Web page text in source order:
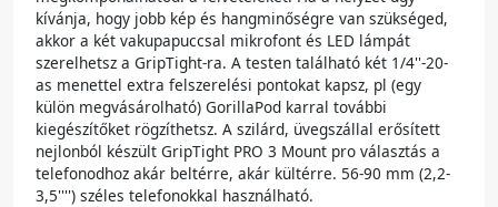
kívánja, hogy jobb kép és hangminőségre van szükséged,
akkor a két vakupapuccsal mikrofont és LED lámpát
szerelhetsz a GripTight-ra. A testen található két 1/4''-20-
as menettel extra felszerelési pontokat kapsz, pl (egy
külön megvásárolható) GorillaPod karral további
kiegészítőket rögzíthetsz. A szilárd, üvegszállal erősített
nejlonból készült GripTight PRO 3 Mount pro választás a
telefonodhoz akár beltérre, akár kültérre. 56-90 mm (2,2-
3,5'''') széles telefonokkal használható.